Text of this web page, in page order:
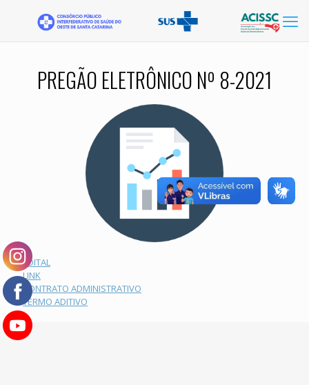
PREGÃO ELETRÔNICO Nº 8-2021
EDITAL
LINK
CONTRATO ADMINISTRATIVO
TERMO ADITIVO